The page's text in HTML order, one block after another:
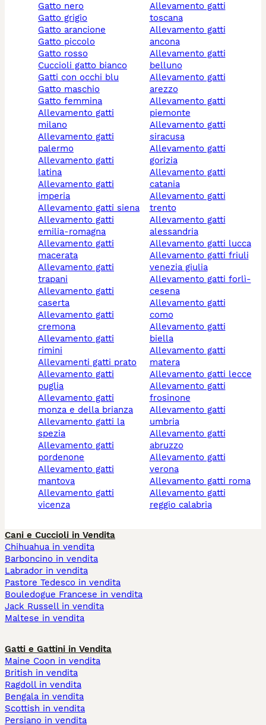
gatto nero
gatto grigio
gatto arancione
gatto piccolo
gatto rosso
cuccioli gatto bianco
gatti con occhi blu
gatto maschio
gatto femmina
allevamento gatti
milano
allevamento gatti
palermo
allevamento gatti
latina
allevamento gatti
imperia
allevamento gatti siena
allevamento gatti
emilia-romagna
allevamento gatti
macerata
allevamento gatti
trapani
allevamento gatti
caserta
allevamento gatti
cremona
allevamento gatti
rimini
allevamenti gatti prato
allevamento gatti
puglia
allevamento gatti
monza e della brianza
allevamento gatti la
spezia
allevamento gatti
pordenone
allevamento gatti
mantova
allevamento gatti
vicenza
allevamento gatti
toscana
allevamento gatti
ancona
allevamento gatti
belluno
allevamento gatti
arezzo
allevamento gatti
piemonte
allevamento gatti
siracusa
allevamento gatti
gorizia
allevamento gatti
catania
allevamento gatti
trento
allevamento gatti
alessandria
allevamento gatti lucca
allevamento gatti friuli
venezia giulia
allevamento gatti forlì-
cesena
allevamento gatti
como
allevamento gatti
biella
allevamento gatti
matera
allevamento gatti lecce
allevamento gatti
frosinone
allevamento gatti
umbria
allevamento gatti
abruzzo
allevamento gatti
verona
allevamento gatti roma
allevamento gatti
reggio calabria
Cani e Cuccioli in Vendita
Chihuahua in vendita
Barboncino in vendita
Labrador in vendita
Pastore Tedesco in vendita
Bouledogue Francese in vendita
Jack Russell in vendita
Maltese in vendita
Gatti e Gattini in Vendita
Maine Coon in vendita
British in vendita
Ragdoll in vendita
Bengala in vendita
Scottish in vendita
Persiano in vendita